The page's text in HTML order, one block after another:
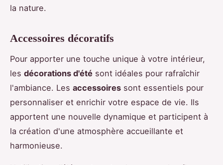
la nature.
Accessoires décoratifs
Pour apporter une touche unique à votre intérieur,
les décorations d'été sont idéales pour rafraîchir
l'ambiance. Les accessoires sont essentiels pour
personnaliser et enrichir votre espace de vie. Ils
apportent une nouvelle dynamique et participent à
la création d'une atmosphère accueillante et
harmonieuse.